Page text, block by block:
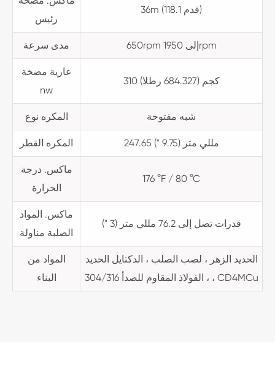
رئيس
36m (118.1 قدم)
مدى سرعة 650rpm إلى 1950rpm
عارية مضخة
nw
310 كجم (684.327 رطلا)
المكره نوع شبه مفتوحة
المكره القطر 247.65 مللي متر (9.75 ")
ماكس. درجة
الحرارة
176 °F / 80 °C
ماكس. المواد
الصلبة مناولة
قدرات تصل إلى 76.2 مللي متر (3 ")
المواد من
البناء
الحديد الزهر ، لصب الصلب ، الدكتايل الحديد
، الفولاذ المقاوم للصدأ 304/316 ، CD4MCu